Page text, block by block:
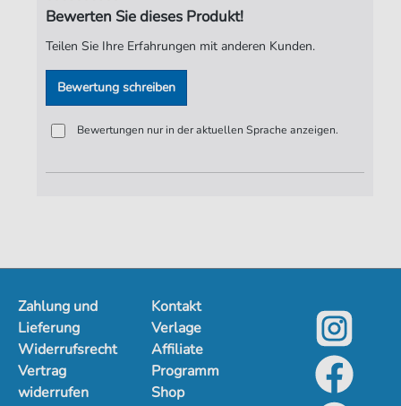
Verlag:
Jürgen Knuth
Bewerten Sie dieses Produkt!
Teilen Sie Ihre Erfahrungen mit anderen Kunden.
Bewertung schreiben
Bewertungen nur in der aktuellen Sprache anzeigen.
Zahlung und
Lieferung
Widerrufsrecht
Vertrag
widerrufen
Kontakt
Verlage
Affiliate
Programm
Shop